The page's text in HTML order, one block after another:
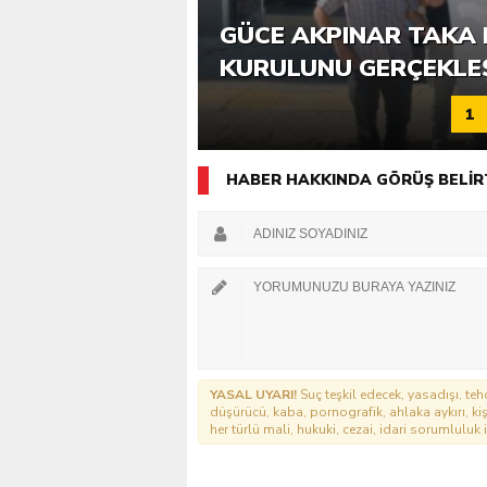
6. GÜCE TEKKEKÖY
KATILIMLA
GÜCE AKPINAR TAKA
KURULUNU
1
HABER HAKKINDA GÖRÜŞ
YASAL UYARI! Suç teşkil edecek, yasadışı,
düşürücü, kaba, pornografik, ahlaka aykırı,
her türlü mali, hukuki, cezai, idari sorumluluk